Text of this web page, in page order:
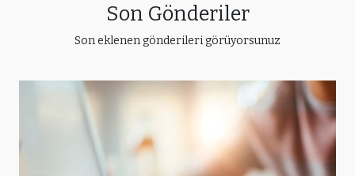
Son Gönderiler
Son eklenen gönderileri görüyorsunuz